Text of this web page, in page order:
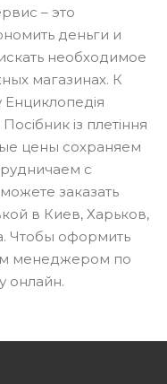
– это
деньги и
необходимое
магазинах. К
із плетіння
цены сохраняем
с
заказать
в Киев, Харьков,
Чтобы оформить
менеджером по
онлайн.